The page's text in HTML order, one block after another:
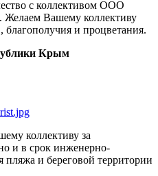
с коллективом ООО
Вашему коллективу
благополучия и процветания.
Крым
коллективу за
и в срок инженерно-
пляжа и береговой территории